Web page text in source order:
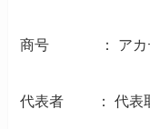
商号 ： アカデ
代表者 ： 代表